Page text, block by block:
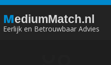
MediumMatch.nl
Eerlijk en Betrouwbaar Advies